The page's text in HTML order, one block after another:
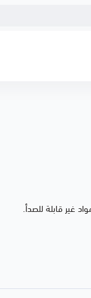
غير قابلة للصدأ.